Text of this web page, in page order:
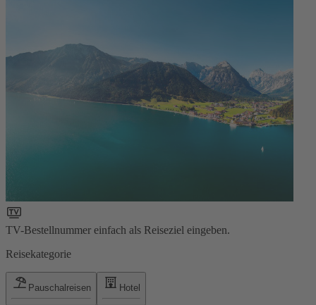
TV-Bestellnummer einfach als Reiseziel eingeben.
Reisekategorie
Pauschalreisen Hotel